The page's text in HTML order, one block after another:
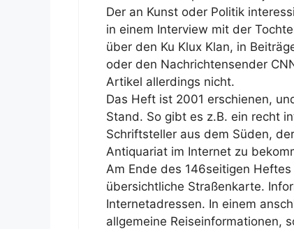
Der an Kunst oder Politik
in einem Interview mit der
über den Ku Klux Klan, in
oder den Nachrichtensender
Artikel allerdings nicht.
Das Heft ist 2001 erschienen,
Stand. So gibt es z.B. ein recht
Schriftsteller aus dem Süden,
Antiquariat im Internet zu
Am Ende des 146seitigen
übersichtliche Straßenkarte.
Internetadressen. In einem
allgemeine Reiseinformationen,